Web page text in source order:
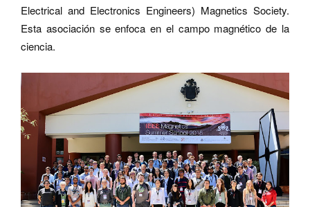
Electrical and Electronics Engineers) Magnetics Society.
Esta asociación se enfoca en el campo magnético de la
ciencia.